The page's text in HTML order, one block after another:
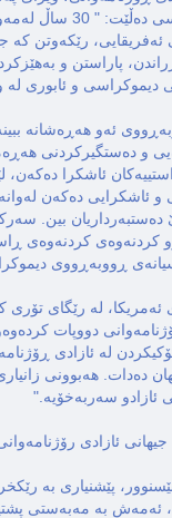
دیموکراسی و ئابوری لە